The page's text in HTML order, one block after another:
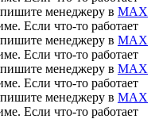
менеджеру в MAX
Если что-то работает
менеджеру в MAX
Если что-то работает
менеджеру в MAX
Если что-то работает
менеджеру в MAX
Если что-то работает